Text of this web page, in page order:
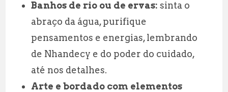
Banhos de rio ou de ervas: sinta o
abraço da água, purifique
pensamentos e energias, lembrando
de Nhandecy e do poder do cuidado,
até nos detalhes.
Arte e bordado com elementos